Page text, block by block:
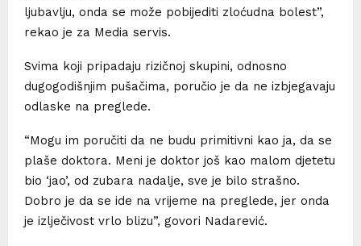
ljubavlju, onda se može pobijediti zloćudna bolest”,
rekao je za Media servis.
Svima koji pripadaju rizičnoj skupini, odnosno
dugogodišnjim pušačima, poručio je da ne izbjegavaju
odlaske na preglede.
“Mogu im poručiti da ne budu primitivni kao ja, da se
plaše doktora. Meni je doktor još kao malom djetetu
bio ‘jao’, od zubara nadalje, sve je bilo strašno.
Dobro je da se ide na vrijeme na preglede, jer onda
je izlječivost vrlo blizu”, govori Nadarević.